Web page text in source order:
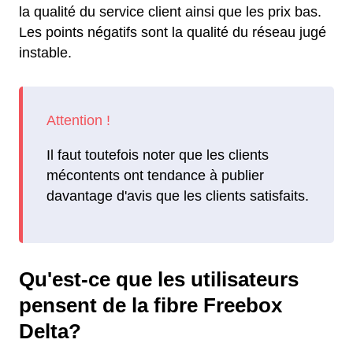
la qualité du service client ainsi que les prix bas.
Les points négatifs sont la qualité du réseau jugé
instable.
Il faut toutefois noter que les clients
mécontents ont tendance à publier
davantage d'avis que les clients satisfaits.
Qu'est-ce que les utilisateurs
pensent de la fibre Freebox
Delta?